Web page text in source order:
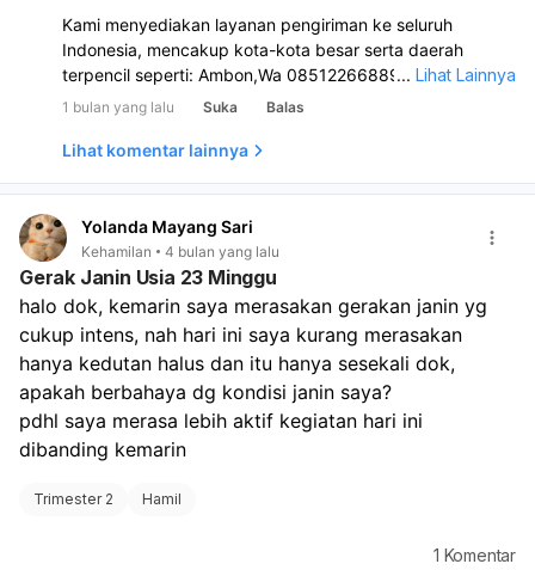
Kami menyediakan layanan pengiriman ke seluruh
Indonesia, mencakup kota-kota besar serta daerah
terpencil seperti: Ambon,Wa 085122668890 Banda
Aceh,Wa 085122668890 Bandung,Wa 085122668890
085122668890 Bau-Bau,Wa 085122668890
Blitar, Bontang,Wa 085122668890 Cilegon,Wa
085122668890 Cirebon,Wa 085122668890 Depok,Wa
085122668890 GorontaloWa 085122668890, Jakarta,Wa
085122668890 Jayapura,Wa 085122668890 Kendari,Wa
085122668890 Kota Mobagu,Wa 085122668890
Kupang,Wa 085122668890 Lhokseumawe,Wa
085122668890 Madiun,Wa 085122668890 Makassar,Wa
085122668890 Manado,Wa 085122668890 Metro,
Mojokerto,Wa 085122668890 Panjang,Wa
085122668890 Pagar Alam,Wa 085122668890
Palembang,Wa 085122668890 Palu,Wa 085122668890
085122668890 Pekalongan,Wa 085122668890
085122668890 Purwokerto,Wa 085122668890
... Lihat Lainnya
1 bulan yang lalu Suka Balas
Lihat komentar lainnya
Yolanda Mayang Sari
Kehamilan 4 bulan yang lalu
Gerak Janin Usia 23 Minggu
halo dok, kemarin saya merasakan gerakan janin yg
cukup intens, nah hari ini saya kurang merasakan
hanya kedutan halus dan itu hanya sesekali dok,
apakah berbahaya dg kondisi janin saya?
pdhl saya merasa lebih aktif kegiatan hari ini
dibanding kemarin
Trimester 2 Hamil
1 Komentar